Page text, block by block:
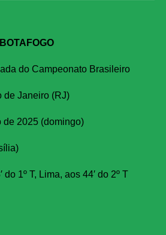
do Campeonato Brasileiro
de Janeiro (RJ)
de 2025 (domingo)
do 1º T, Lima, aos 44′ do 2º T